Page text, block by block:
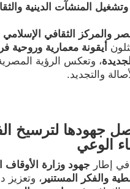
المنشآت الدينية
والمركز الثقافي الإسلامي
أيقونة معمارية وروحية
، وتعكس الرؤية
والتجديد.
جهودها لترسيخ
الوعي
في إطار جهود وزارة الأوقاف
والفكر المستنير ، وتعزيز